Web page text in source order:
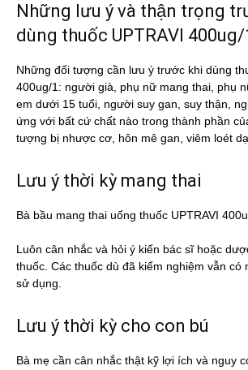
Những lưu ý và thận trọng
dùng thuốc UPTRAVI 400ug/
Những đối tượng cần lưu ý trước khi dùng
400ug/1: người già, phụ nữ mang thai, phụ
em dưới 15 tuổi, người suy gan, suy thận,
ứng với bất cứ chất nào trong thành phần
tượng bị nhược cơ, hôn mê gan, viêm loét
Lưu ý thời kỳ mang thai
Bà bầu mang thai uống thuốc UPTRAVI
Luôn cân nhắc và hỏi ý kiến bác sĩ hoặc
thuốc. Các thuốc dù đã kiểm nghiệm vẫn có
sử dụng.
Lưu ý thời kỳ cho con bú
Bà mẹ cần cân nhắc thật kỹ lợi ích và nguy